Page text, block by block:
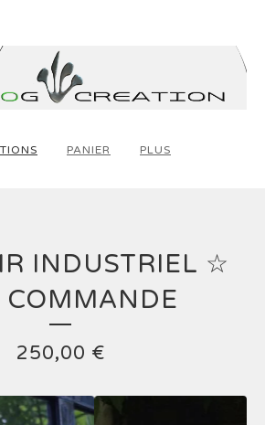
PANIER PLUS
INDUSTRIEL ☆
COMMANDE
250,00 €